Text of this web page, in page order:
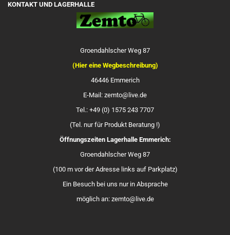
KONTAKT UND LAGERHALLE
Groendahlscher Weg 87
(Hier eine Wegbeschreibung)
46446 Emmerich
E-Mail: zemto@live.de
Tel.: +49 (0) 1575 243 7707
(Tel. nur für Produkt Beratung !)
Öffnungszeiten Lagerhalle Emmerich:
Groendahlscher Weg 87
(100 m vor der Adresse links auf Parkplatz)
Ein Besuch bei uns nur in Absprache
möglich an: zemto@live.de